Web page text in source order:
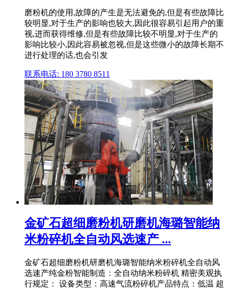
磨粉机的使用,故障的产生是无法避免的,但是有些故障比
较明显,对于生产的影响也较大,因此很容易引起用户的重
视,进而获得维修,但是有些故障比较不明显,对于生产的
影响比较小,因此容易被忽视,但是这些微小的故障长期不
进行处理的话,也会引发
联系电话: 180 3780 8511
金矿石超细磨粉机研磨机海璐智能纳
米粉碎机全自动风选速产 ...
金矿石超细磨粉机研磨机海璐智能纳米粉碎机全自动风
选速产纯金粉智能制造：全自动纳米粉碎机 精密美观执
行规定： 设备类型：高速气流粉碎机产品特点：低温 超